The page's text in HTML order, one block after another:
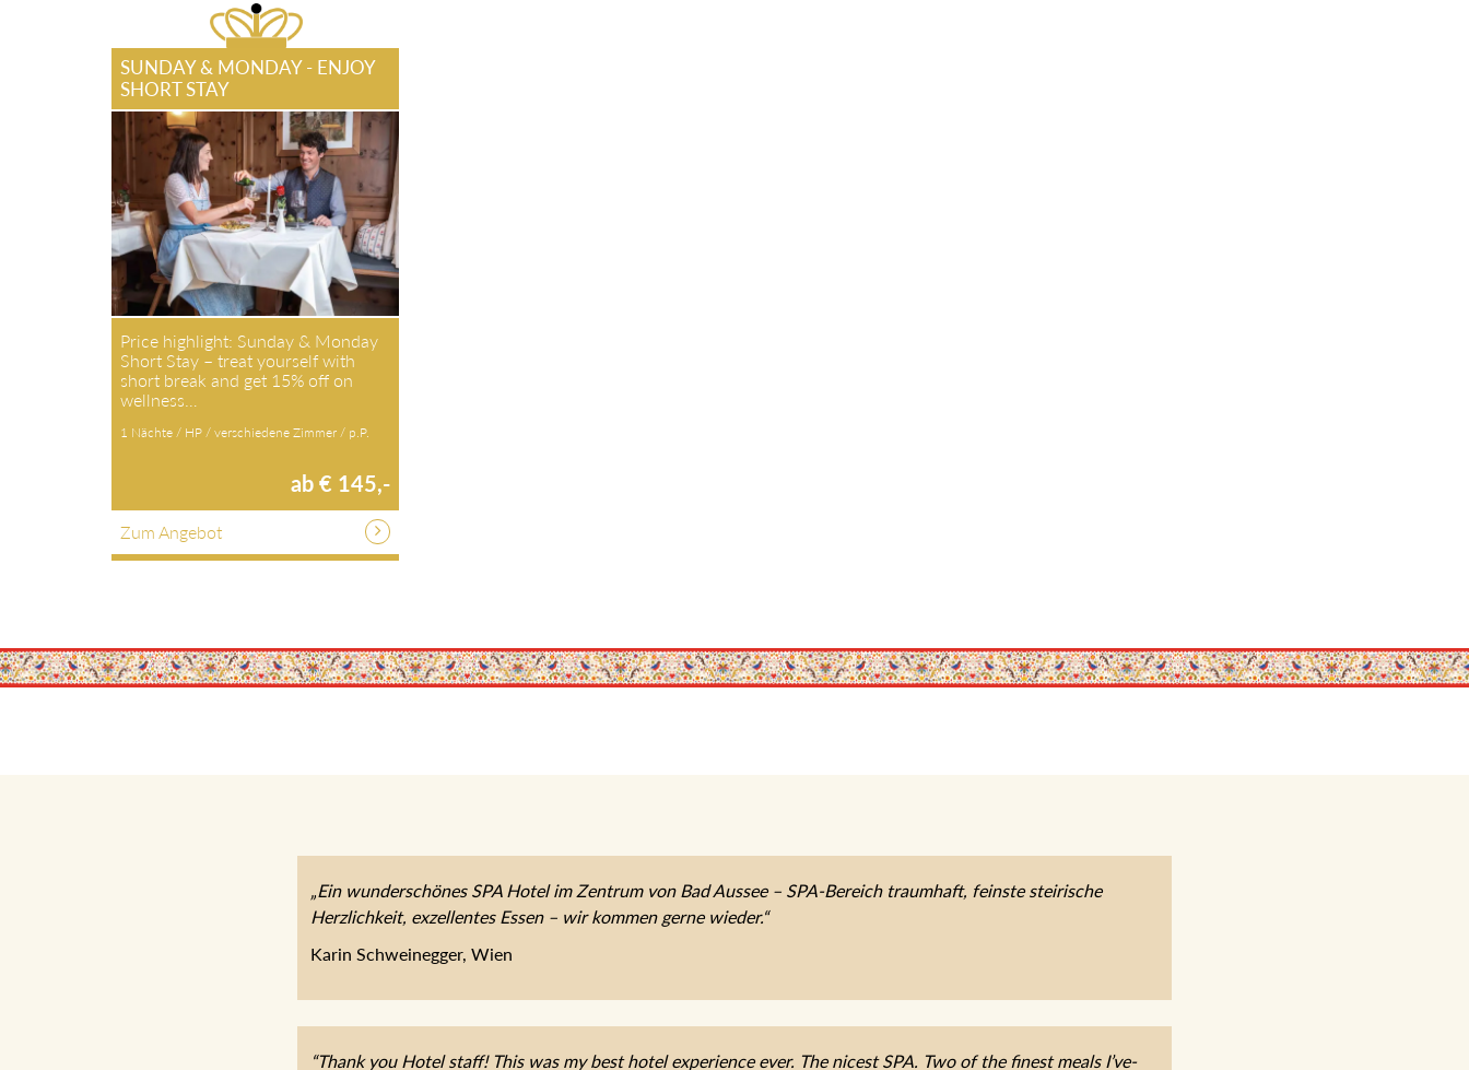
SUNDAY & MONDAY - ENJOY
SHORT STAY
Price highlight: Sunday & Monday
Short Stay – treat yourself with
short break and get 15% off on
wellness…
1 Nächte / HP / verschiedene Zimmer / p.P.
ab € 145,-
Zum Angebot
„Ein wunderschönes SPA Hotel im Zentrum von Bad Aussee – SPA-Bereich traumhaft, feinste steirische
Herzlichkeit, exzellentes Essen – wir kommen gerne wieder.“
Karin Schweinegger, Wien
“Thank you Hotel staff! This was my best hotel experience ever. The nicest SPA. Two of the finest meals I’ve-